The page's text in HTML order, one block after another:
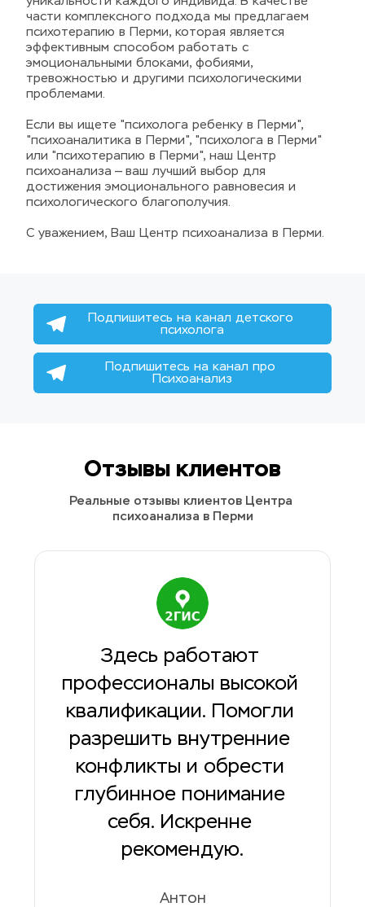
части комплексного подхода мы предлагаем
психотерапию в Перми, которая является
эффективным способом работать с
эмоциональными блоками, фобиями,
тревожностью и другими психологическими
проблемами.
Если вы ищете "психолога ребенку в Перми",
"психоаналитика в Перми", "психолога в Перми"
или "психотерапию в Перми", наш Центр
психоанализа — ваш лучший выбор для
достижения эмоционального равновесия и
психологического благополучия.
С уважением, Ваш Центр психоанализа в Перми.
Подпишитесь на канал детского
психолога
Подпишитесь на канал про
Психоанализ
Отзывы клиентов
Реальные отзывы клиентов Центра
психоанализа в Перми
Здесь работают
профессионалы высокой
квалификации. Помогли
разрешить внутренние
конфликты и обрести
глубинное понимание
себя. Искренне
рекомендую.
Антон